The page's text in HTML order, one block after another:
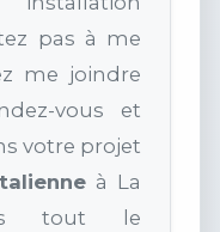
pas à me
me joindre
vous et
votre projet
à La
tout le